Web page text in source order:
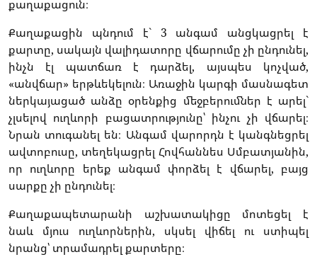
քաղաքացուն։
Քաղաքացին պնդում է` 3 անգամ անցկացրել է
քարտը, սակայն վալիդատորը վճարումը չի ընդունել,
ինչն էլ պատճառ է դարձել, այսպես կոչված,
«անվճար» երթևեկելուն։ Առաջին կարգի մասնագետ
ներկայացած անձը օրենքից մեջբերումներ է արել`
չլսելով ուղևորի բացատրությունը՝ ինչու չի վճարել։
Նրան տուգանել են։ Անգամ վարորդն է կանգնեցրել
ավտոբուսը, տեղեկացրել Հովհաննես Սմբատյանին,
որ ուղևորը երեք անգամ փորձել է վճարել, բայց
սարքը չի ընդունել։
Քաղաքապետարանի աշխատակիցը մոտեցել է
նաև մյուս ուղևորներին, սկսել վիճել ու ստիպել
նրանց՝ տրամադրել քարտերը։